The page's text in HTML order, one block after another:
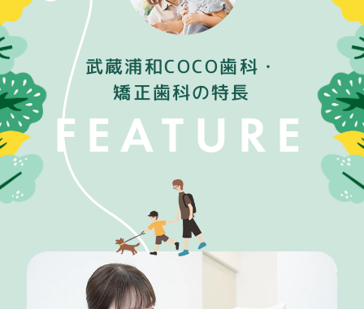
武蔵浦和COCO歯科・
矯正歯科の特長
FEATURE